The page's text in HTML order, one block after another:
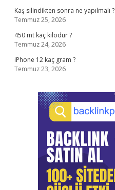
Kaş silindikten sonra ne yapılmalı ?
Temmuz 25, 2026
450 mt kaç kilodur ?
Temmuz 24, 2026
iPhone 12 kaç gram ?
Temmuz 23, 2026